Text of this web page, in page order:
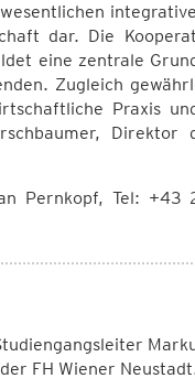
dar. Die
eine zentrale
Zugleich
Praxis
Direktor
Pernkopf, Tel:
FH Wiener